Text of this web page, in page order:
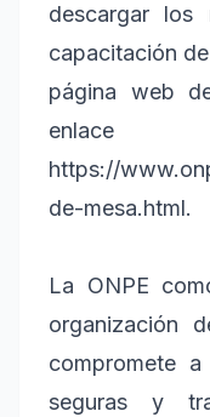
descargar los
capacitación
página web
https://
de-mesa.html.
La ONPE
organización
compromete
seguras y